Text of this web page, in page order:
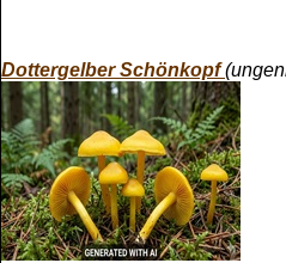
Dottergelber Schönkopf